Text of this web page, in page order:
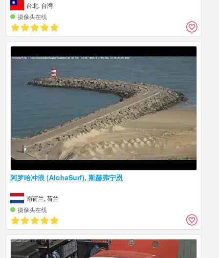
台北, 台灣
摄像头在线
阿罗哈冲浪 (AlohaSurf), 斯赫弗宁恩
南荷兰, 荷兰
摄像头在线